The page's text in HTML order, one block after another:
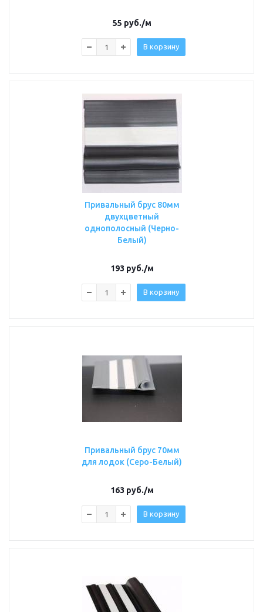
55 руб./м
В корзину
Привальный брус 80мм
двухцветный
однополосный (Черно-
Белый)
193 руб./м
В корзину
Привальный брус 70мм
для лодок (Серо-Белый)
163 руб./м
В корзину